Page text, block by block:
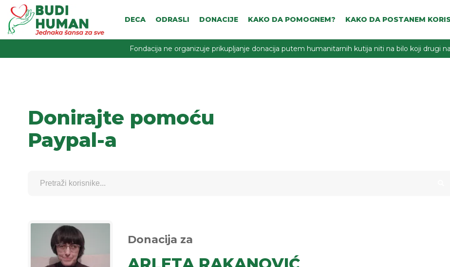
DECA ODRASLI DONACIJE KAKO DA POMOGNEM? KAKO DA POSTANEM
Fondacija ne organizuje prikupljanje donacija putem humanitarnih kutija niti na bilo koji drugi
Donirajte pomoću
Paypal-a
Donacija za